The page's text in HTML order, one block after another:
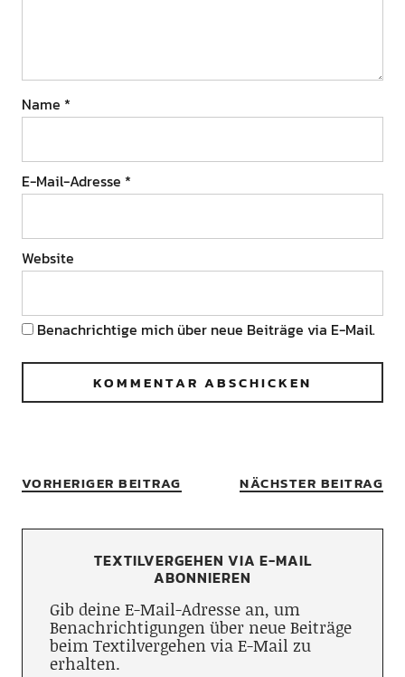
Name *
E-Mail-Adresse *
Website
Benachrichtige mich über neue Beiträge via E-Mail.
VORHERIGER BEITRAG NÄCHSTER BEITRAG
TEXTILVERGEHEN VIA E-MAIL
ABONNIEREN
Gib deine E-Mail-Adresse an, um
Benachrichtigungen über neue Beiträge
beim Textilvergehen via E-Mail zu
erhalten.